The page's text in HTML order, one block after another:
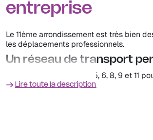
entreprise
Le 11ème arrondissement est très bien
les déplacements professionnels.
Un réseau de transport
: Lignes 1, 2, 3, 5, 6, 8, 9 et 11
rapide dans tout Paris.
Lire toute la description